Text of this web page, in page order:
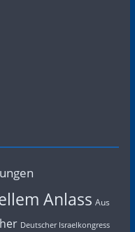
Anlass Aus
Deutscher Israelkongress